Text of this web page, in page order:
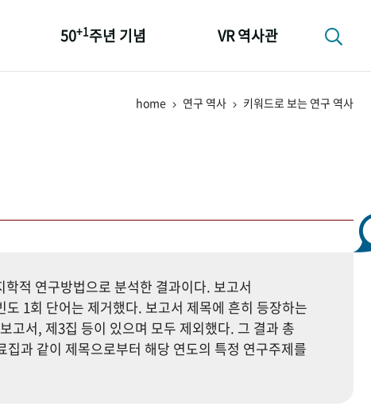
50+1주년 기념 VR 역사관
home 연구 역사 키워드로 보는 연구 역사
적 연구방법으로 분석한 결과이다. 보고서
1회 단어는 제거했다. 보고서 제목에 흔히 등장하는
고서, 제3집 등이 있으며 모두 제외했다. 그 결과 총
과 같이 제목으로부터 해당 연도의 특정 연구주제를